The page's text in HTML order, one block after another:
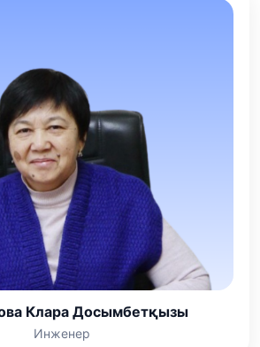
Клара Досымбетқызы
Инженер